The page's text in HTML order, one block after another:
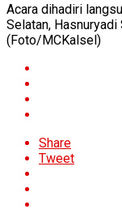
Acara dihadiri
Selatan,
(Foto/MCKalsel)
Share
Tweet